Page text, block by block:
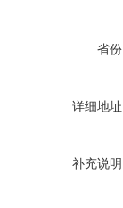
省
详细地
补充说